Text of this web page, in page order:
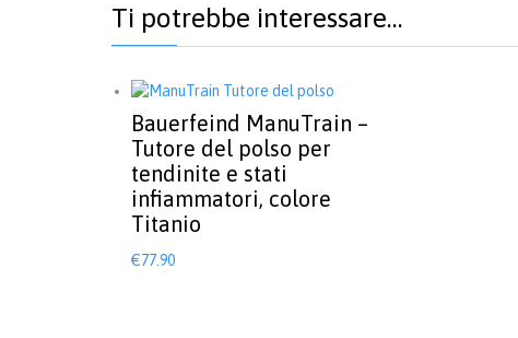
Ti potrebbe interessare…
Bauerfeind ManuTrain –
Tutore del polso per
tendinite e stati
infiammatori, colore
Titanio
€77.90Questo